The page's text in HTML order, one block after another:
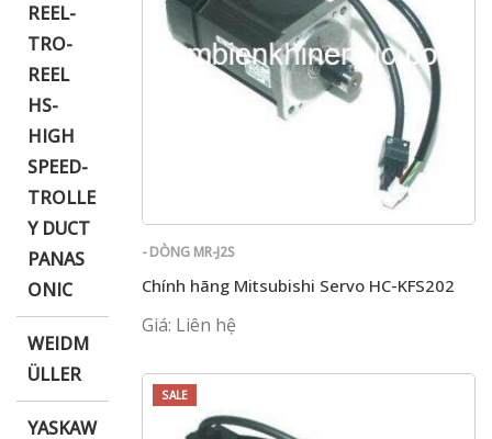
REEL-
TRO-
REEL
HS-
HIGH
SPEED-
TROLLE
Y DUCT
PANAS
ONIC
WEIDM
ÜLLER
YASKAW
- DÒNG MR-J2S
Chính hãng Mitsubishi Servo HC-KFS202
Giá: Liên hệ
SALE